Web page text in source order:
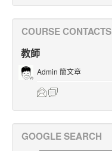
COURSE CONTACTS
教師
Admin 簡文章
GOOGLE SEARCH